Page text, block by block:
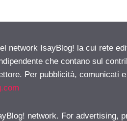
network IsayBlog! la cui rete
che contano sul
Per pubblicità, comunicati e
network. For advertising,